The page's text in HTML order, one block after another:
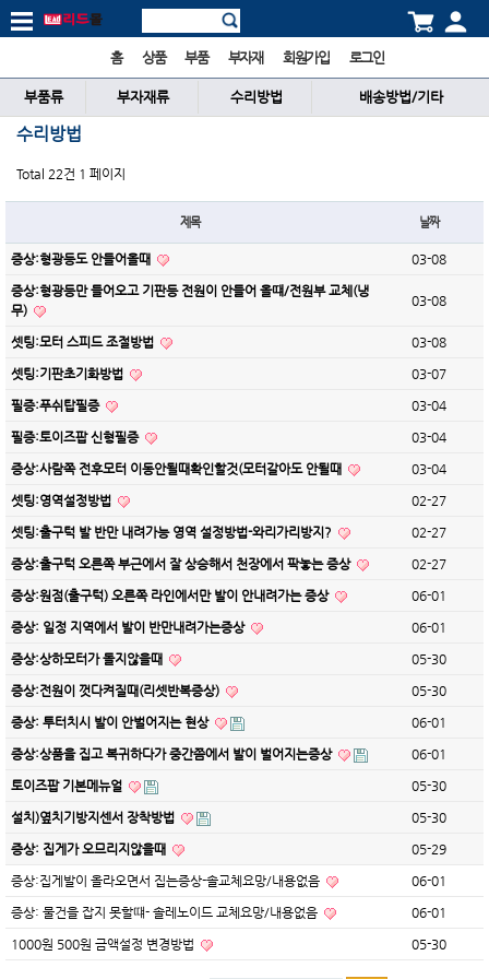
홈 상품 부품 부자재 회원가입 로그인
부품류 부자재류 수리방법 배송방법/기타
수리방법
Total 22건 1 페이지
제목 날짜
증상:형광등도 안들어올때 03-08
증상:형광등만 들어오고 기판등 전원이 안들어 올떄/전원부 교체(냉
무)
03-08
셋팅:모터 스피드 조절방법 03-08
셋팅:기판초기화방법 03-07
필증:푸쉬탑필증 03-04
필증:토이즈팝 신형필증 03-04
증상:사람쪽 전후모터 이동안될때확인할것(모터갈아도 안될때 03-04
셋팅:영역설정방법 02-27
셋팅:출구턱 발 반만 내려가능 영역 설정방법-와리가리방지? 02-27
증상:출구턱 오른쪽 부근에서 잘 상승해서 천장에서 팍놓는 증상 02-27
증상:원점(출구턱) 오른쪽 라인에서만 발이 안내려가는 증상 06-01
증상: 일정 지역에서 발이 반만내려가는증상 06-01
증상:상하모터가 돌지않을때 05-30
증상:전원이 껏다켜질때(리셋반복증상) 05-30
증상: 투터치시 발이 안벌어지는 현상 06-01
증상:상품을 집고 복귀하다가 중간쯤에서 발이 벌어지는증상 06-01
토이즈팝 기본메뉴얼 05-30
설치)옆치기방지센서 장착방법 05-30
증상: 집게가 오므리지않을때 05-29
증상:집게발이 올라오면서 집는증상-솔교체요망/내용없음 06-01
증상: 물건을 잡지 못할떄- 솔레노이드 교체요망/내용없음 06-01
1000원 500원 금액설정 변경방법 05-30